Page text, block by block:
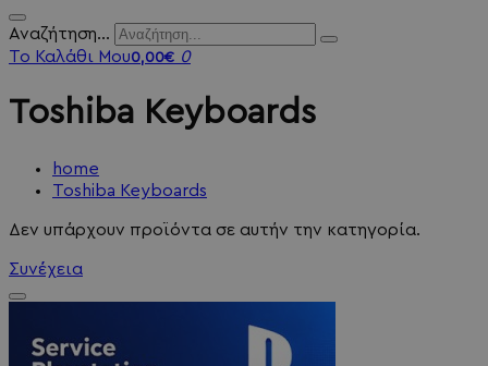
Αναζήτηση...
Το Καλάθι Μου0,00€ 0
Toshiba Keyboards
home
Toshiba Keyboards
Δεν υπάρχουν προϊόντα σε αυτήν την κατηγορία.
Συνέχεια